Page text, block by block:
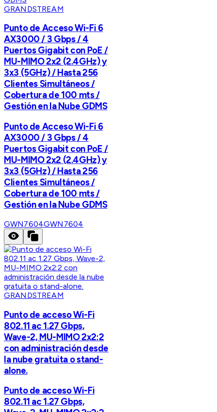
GRANDSTREAM
Punto de Acceso Wi-Fi 6
AX3000 / 3 Gbps / 4
Puertos Gigabit con PoE /
MU-MIMO 2x2 (2.4GHz) y
3x3 (5GHz) / Hasta 256
Clientes Simultáneos /
Cobertura de 100 mts /
Gestión en la Nube GDMS
Punto de Acceso Wi-Fi 6
AX3000 / 3 Gbps / 4
Puertos Gigabit con PoE /
MU-MIMO 2x2 (2.4GHz) y
3x3 (5GHz) / Hasta 256
Clientes Simultáneos /
Cobertura de 100 mts /
Gestión en la Nube GDMS
GWN7604GWN7604
GRANDSTREAM
Punto de acceso Wi-Fi
802.11 ac 1.27 Gbps,
Wave-2, MU-MIMO 2x2:2
con administración desde
la nube gratuita o stand-
alone.
Punto de acceso Wi-Fi
802.11 ac 1.27 Gbps,